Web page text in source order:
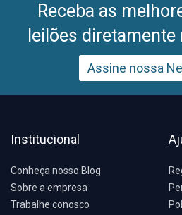
Receba as
leilões diretamente
Assine nossa
Institucional
Conheça nosso Blog
Sobre a empresa
Trabalhe conosco